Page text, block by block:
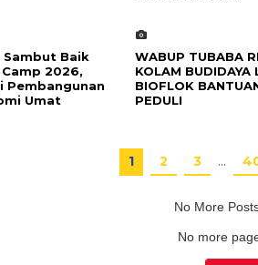
Baik
2026,
Pembangunan
Umat
WABUP TUBABA
KOLAM BUDIDAYA
BIOFLOK
PEDULI
1 2 3 …
No More
No more